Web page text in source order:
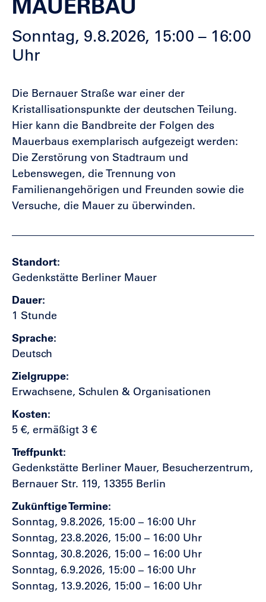
AUERBAU
Sonntag, 9.8.2026, 15:00 – 16:00
Uhr
Die Bernauer Straße war einer der
Kristallisationspunkte der deutschen Teilung.
Hier kann die Bandbreite der Folgen des
Mauerbaus exemplarisch aufgezeigt werden:
Die Zerstörung von Stadtraum und
Lebenswegen, die Trennung von
Familienangehörigen und Freunden sowie die
Versuche, die Mauer zu überwinden.
Standort
Gedenkstätte Berliner Mauer
Dauer
1 Stunde
Sprache
Deutsch
Zielgruppe
Erwachsene, Schulen & Organisationen
Kosten
5 €, ermäßigt 3 €
Treffpunkt
Gedenkstätte Berliner Mauer, Besucherzentrum,
Bernauer Str. 119, 13355 Berlin
Zukünftige Termine
Sonntag, 9.8.2026, 15:00 – 16:00 Uhr
Sonntag, 23.8.2026, 15:00 – 16:00 Uhr
Sonntag, 30.8.2026, 15:00 – 16:00 Uhr
Sonntag, 6.9.2026, 15:00 – 16:00 Uhr
Sonntag, 13.9.2026, 15:00 – 16:00 Uhr